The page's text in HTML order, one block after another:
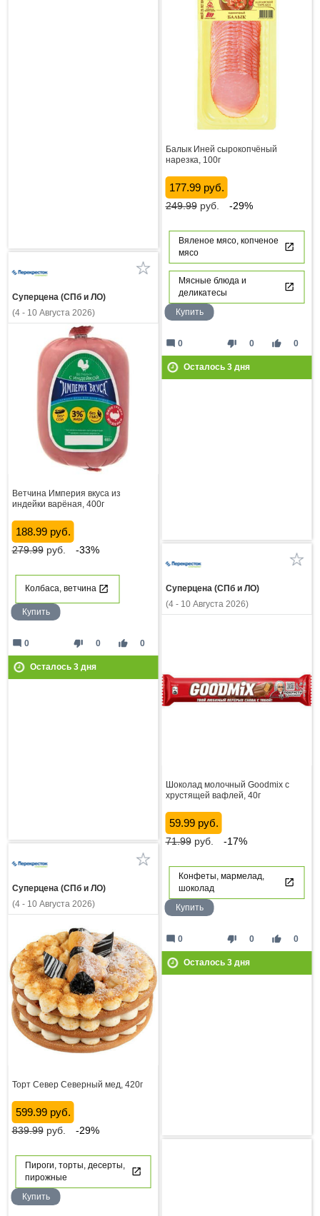
Балык Иней сырокопчёный
нарезка, 100г
177.99 руб.
249.99руб. -29%
Вяленое мясо, копченое
мясо
Мясные блюда и
деликатесы
Купить
thumb_down 0 thumb_up 0
mode_comment 0
Осталось 3дня
Суперцена (СПб и ЛО)
(4 - 10 Августа 2026)
Ветчина Империя вкуса из
индейки варёная, 400г
188.99 руб.
279.99руб. -33%
Колбаса, ветчина
Купить
thumb_down 0 thumb_up 0
mode_comment 0
Осталось 3дня
Суперцена (СПб и ЛО)
(4 - 10 Августа 2026)
Шоколад молочный Goodmix с
хрустящей вафлей, 40г
59.99 руб.
71.99руб. -17%
Конфеты, мармелад,
шоколад
Купить
thumb_down 0 thumb_up 0
mode_comment 0
Осталось 3дня
Суперцена (СПб и ЛО)
(4 - 10 Августа 2026)
Торт Север Северный мед, 420г
599.99 руб.
839.99руб. -29%
Пироги, торты, десерты,
пирожные
Купить